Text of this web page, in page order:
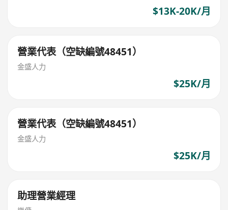
$13K-20K/月
營業代表（空缺編號48451）
金盛人力
$25K/月
營業代表（空缺編號48451）
金盛人力
$25K/月
助理營業經理